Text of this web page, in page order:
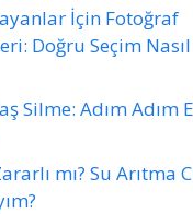
İçin Fotoğraf
Doğru Seçim Nasıl
Silme: Adım Adım
mı? Su Arıtma